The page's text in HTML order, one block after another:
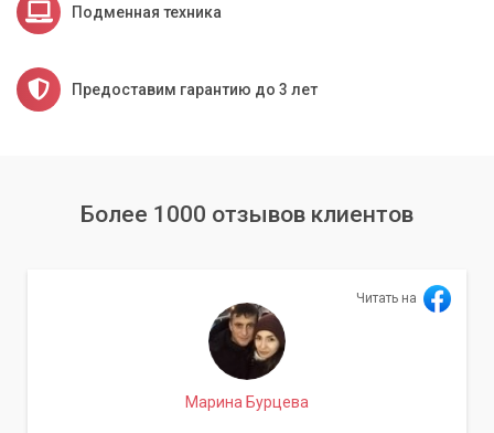
Подменная техника
Предоставим гарантию до 3 лет
Более 1000 отзывов клиентов
Читать на
Марина Бурцева